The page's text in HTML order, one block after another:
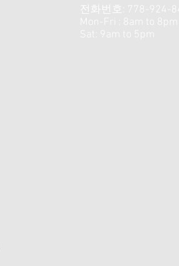
전화번호: 778-924-
Mon-Fri : 8am to 8pm
Sat: 9am to 5pm